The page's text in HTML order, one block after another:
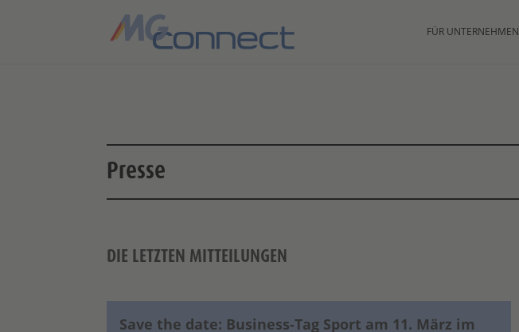
FÜR UNTERNEHMEN
Presse
DIE LETZTEN MITTEILUNGEN
Save the date: Business-Tag Sport am 11. März im